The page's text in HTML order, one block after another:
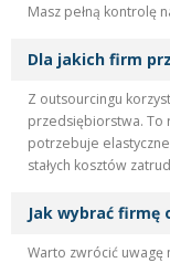
Masz pełną kontrolę
Dla jakich firm
Z outsourcingu
przedsiębiorstwa. To
potrzebuje
stałych kosztów
Jak wybrać firmę
Warto zwrócić